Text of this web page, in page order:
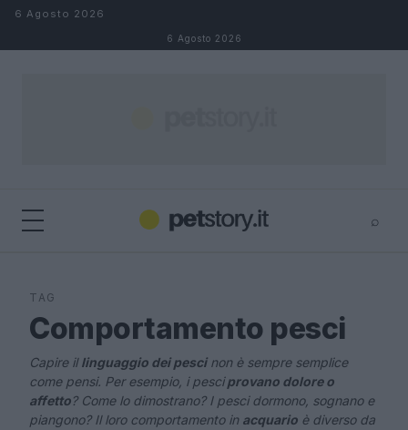
Salta al contenuto
6 Agosto 2026
6 Agosto 2026
⌕
TAG
Comportamento pesci
Capire illinguaggio dei pescinon è sempre semplice
come pensi. Per esempio, i pesciprovano dolore o
affetto? Come lo dimostrano? I pesci dormono, sognano e
piangono? Il loro comportamento in acquario è diverso da